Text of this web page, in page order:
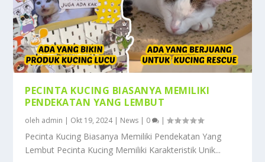
PECINTA KUCING BIASANYA MEMILIKI
PENDEKATAN YANG LEMBUT
oleh admin | Okt 19, 2024| News | 0 |
Pecinta Kucing Biasanya Memiliki Pendekatan Yang
Lembut Pecinta Kucing Memiliki Karakteristik Unik...